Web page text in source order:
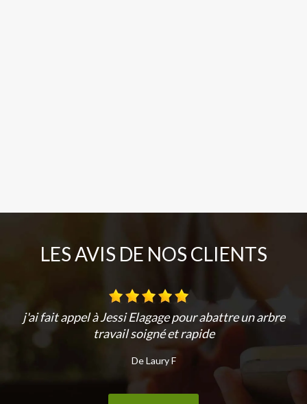
LES AVIS DE NOS CLIENTS
j'ai fait appel à Jessi Elagage pour abattre un arbre
travail soigné et rapide
De Laury F